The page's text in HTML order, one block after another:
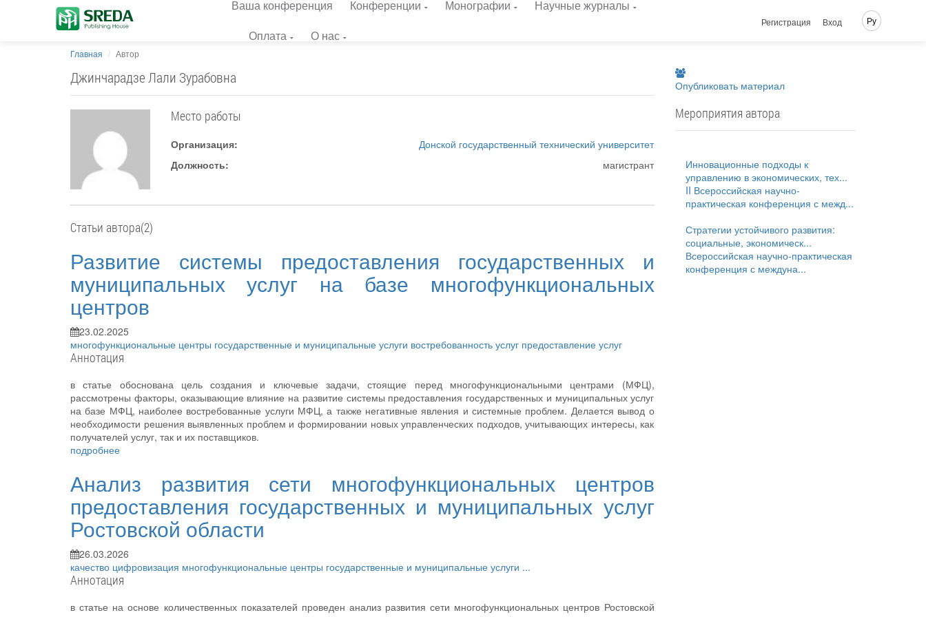
Ваша конференция Конференции Монографии
Научные журналы
Оплата
О нас
Регистрация Вход Ру
Главная Автор
Джинчарадзе Лали Зурабовна
Место работы
Организация:
Донской государственный технический университет
Должность:
магистрант
Статьи автора(2)
Развитие системы предоставления государственных и
муниципальных услуг на базе многофункциональных
центров
23.02.2025
многофункциональные центры государственные и муниципальные услуги востребованность услуг предоставление услуг
Аннотация
в статье обоснована цель создания и ключевые задачи, стоящие перед многофункциональными центрами (МФЦ),
рассмотрены факторы, оказывающие влияние на развитие системы предоставления государственных и муниципальных услуг
на базе МФЦ, наиболее востребованные услуги МФЦ, а также негативные явления и системные проблем. Делается вывод о
необходимости решения выявленных проблем и формировании новых управленческих подходов, учитывающих интересы, как
получателей услуг, так и их поставщиков.
подробнее
Анализ развития сети многофункциональных центров
предоставления государственных и муниципальных услуг
Ростовской области
26.03.2026
качество цифровизация многофункциональные центры государственные и муниципальные услуги ...
Аннотация
в статье на основе количественных показателей проведен анализ развития сети многофункциональных центров Ростовской
Опубликовать материал
Мероприятия автора
Инновационные подходы к
управлению в экономических, тех...
II Всероссийская научно-
практическая конференция с межд...
Стратегии устойчивого развития:
социальные, экономическ...
Всероссийская научно-практическая
конференция с междуна...